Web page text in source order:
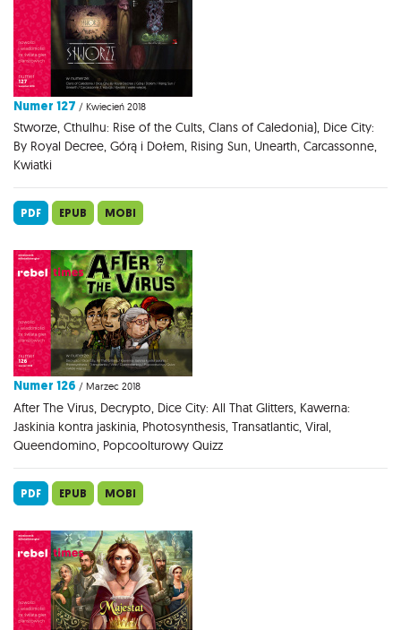
Numer 127 / Kwiecień 2018
Stworze, Cthulhu: Rise of the Cults, Clans of Caledonia), Dice City:
By Royal Decree, Górą i Dołem, Rising Sun, Unearth, Carcassonne,
Kwiatki
PDF EPUB MOBI
Numer 126 / Marzec 2018
After The Virus, Decrypto, Dice City: All That Glitters, Kawerna:
Jaskinia kontra jaskinia, Photosynthesis, Transatlantic, Viral,
Queendomino, Popcoolturowy Quizz
PDF EPUB MOBI